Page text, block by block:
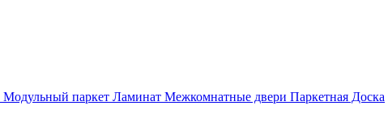
Модульный паркет Ламинат Межкомнатные двери Паркетная Доска